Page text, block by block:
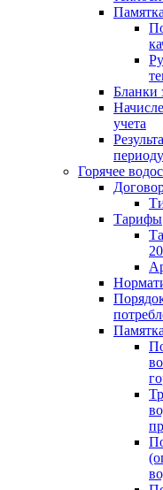
Бланки
учета
периоду
Горячее
Тарифы